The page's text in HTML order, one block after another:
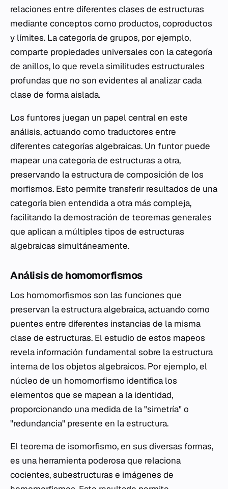
relaciones entre diferentes clases de estructuras
mediante conceptos como productos, coproductos
y límites. La categoría de grupos, por ejemplo,
comparte propiedades universales con la categoría
de anillos, lo que revela similitudes estructurales
profundas que no son evidentes al analizar cada
clase de forma aislada.
Los funtores juegan un papel central en este
análisis, actuando como traductores entre
diferentes categorías algebraicas. Un funtor puede
mapear una categoría de estructuras a otra,
preservando la estructura de composición de los
morfismos. Esto permite transferir resultados de una
categoría bien entendida a otra más compleja,
facilitando la demostración de teoremas generales
que aplican a múltiples tipos de estructuras
algebraicas simultáneamente.
Análisis de homomorfismos
Los homomorfismos son las funciones que
preservan la estructura algebraica, actuando como
puentes entre diferentes instancias de la misma
clase de estructuras. El estudio de estos mapeos
revela información fundamental sobre la estructura
interna de los objetos algebraicos. Por ejemplo, el
núcleo de un homomorfismo identifica los
elementos que se mapean a la identidad,
proporcionando una medida de la "simetría" o
"redundancia" presente en la estructura.
El teorema de isomorfismo, en sus diversas formas,
es una herramienta poderosa que relaciona
cocientes, subestructuras e imágenes de